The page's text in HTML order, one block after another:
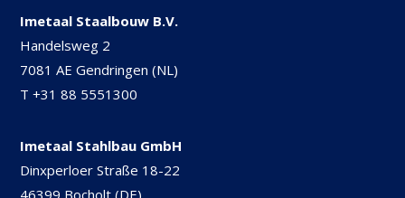
Imetaal Staalbouw B.V.
Handelsweg 2
7081 AE Gendringen (NL)
T+31 88 5551300
Imetaal Stahlbau GmbH
Dinxperloer Straße 18-22
46399 Bocholt (DE)